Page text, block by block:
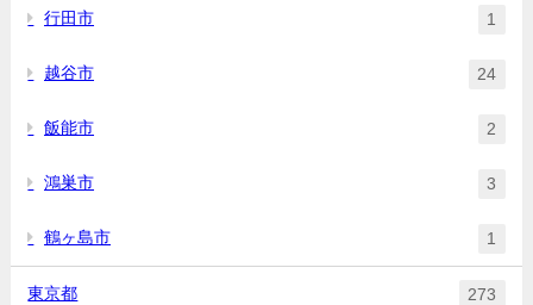
行田市 1
越谷市 24
飯能市 2
鴻巣市 3
鶴ヶ島市 1
東京都 273